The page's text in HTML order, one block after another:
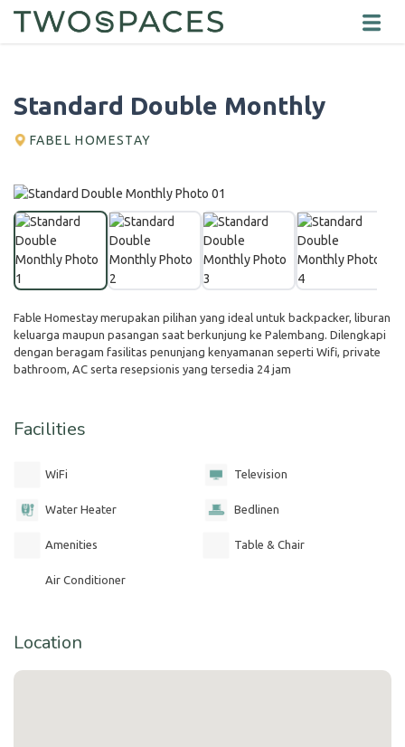
Standard Double Monthly
FABEL HOMESTAY
Fable Homestay merupakan pilihan yang ideal untuk backpacker, liburan
keluarga maupun pasangan saat berkunjung ke Palembang. Dilengkapi
dengan beragam fasilitas penunjang kenyamanan seperti Wifi, private
bathroom, AC serta resepsionis yang tersedia 24 jam
Facilities
WiFi Television
Water Heater Bedlinen
Amenities Table & Chair
Air Conditioner
Location